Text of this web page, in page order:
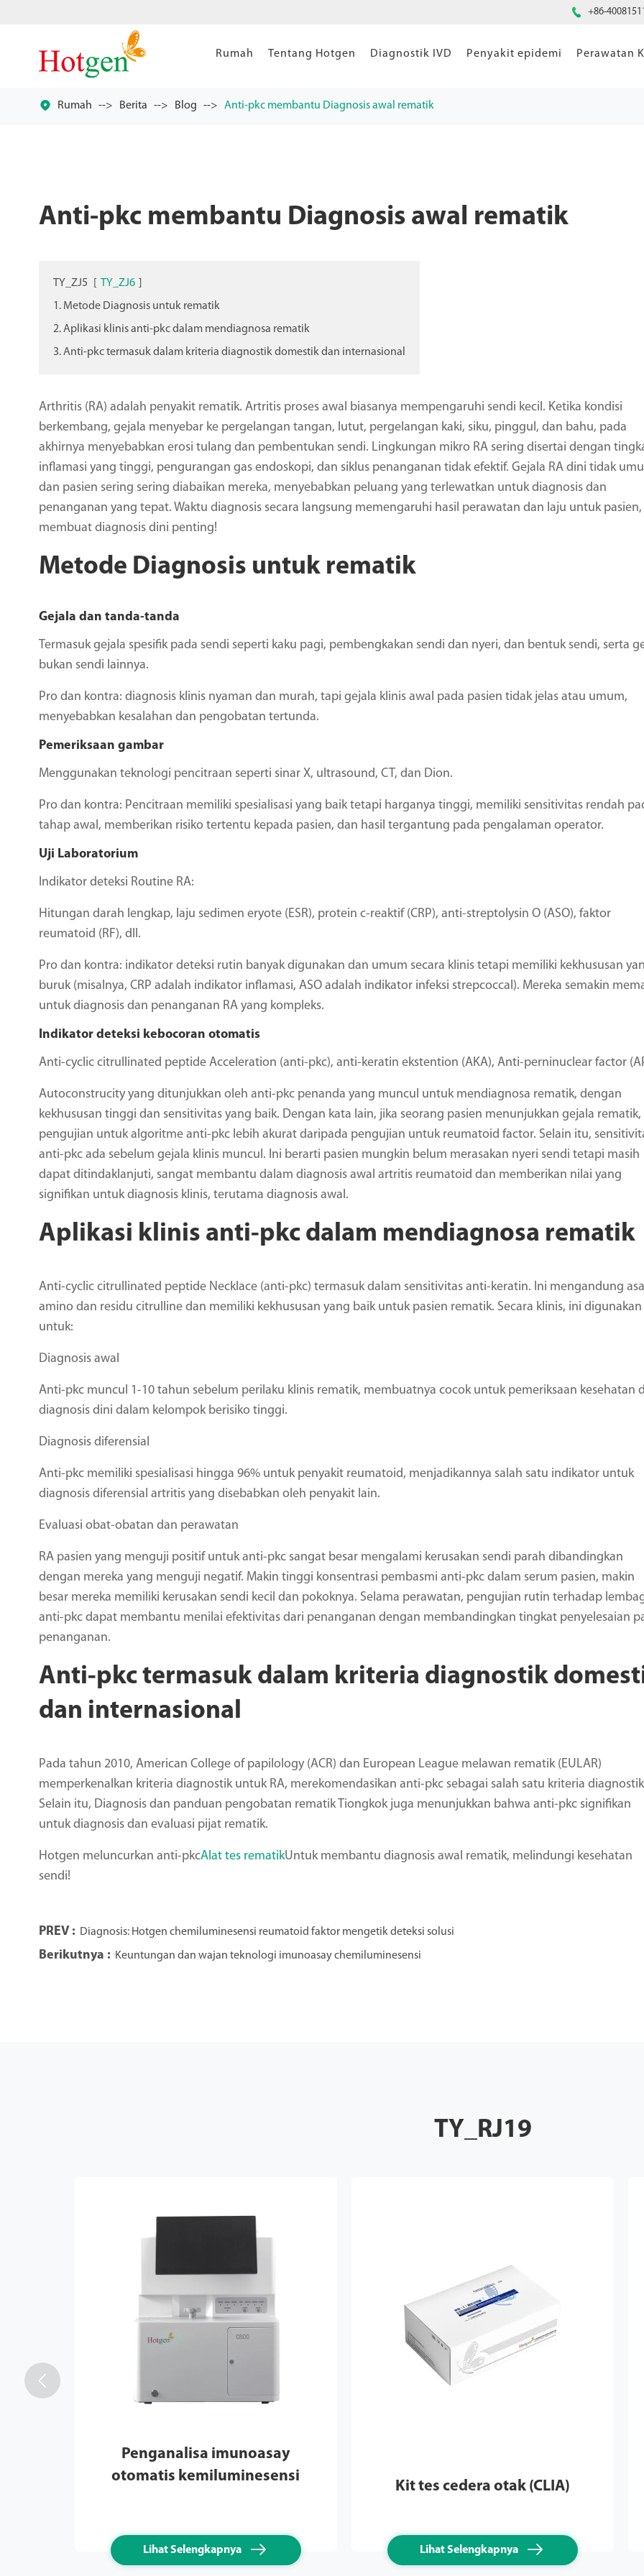
 +86-
Rumah Tentang Hotgen Diagnostik IVD Penyakit epidemi Perawatan
 Rumah Berita Blog Anti-pkc membantu Diagnosis awal rematik
Anti-pkc membantu Diagnosis awal rematik
TY_ZJ5 TY_ZJ6
1. Metode Diagnosis untuk rematik
2. Aplikasi klinis anti-pkc dalam mendiagnosa rematik
3. Anti-pkc termasuk dalam kriteria diagnostik domestik dan internasional
Arthritis (RA) adalah penyakit rematik. Artritis proses awal biasanya mempengaruhi sendi kecil. Ketika kondisi
berkembang, gejala menyebar ke pergelangan tangan, lutut, pergelangan kaki, siku, pinggul, dan bahu, pada
akhirnya menyebabkan erosi tulang dan pembentukan sendi. Lingkungan mikro RA sering disertai dengan
inflamasi yang tinggi, pengurangan gas endoskopi, dan siklus penanganan tidak efektif. Gejala RA dini tidak
dan pasien sering sering diabaikan mereka, menyebabkan peluang yang terlewatkan untuk diagnosis dan
penanganan yang tepat. Waktu diagnosis secara langsung memengaruhi hasil perawatan dan laju untuk pasien,
membuat diagnosis dini penting!
Metode Diagnosis untuk rematik
Gejala dan tanda-tanda
Termasuk gejala spesifik pada sendi seperti kaku pagi, pembengkakan sendi dan nyeri, dan bentuk sendi, serta
bukan sendi lainnya.
Pro dan kontra: diagnosis klinis nyaman dan murah, tapi gejala klinis awal pada pasien tidak jelas atau umum,
menyebabkan kesalahan dan pengobatan tertunda.
Pemeriksaan gambar
Menggunakan teknologi pencitraan seperti sinar X, ultrasound, CT, dan Dion.
Pro dan kontra: Pencitraan memiliki spesialisasi yang baik tetapi harganya tinggi, memiliki sensitivitas rendah
tahap awal, memberikan risiko tertentu kepada pasien, dan hasil tergantung pada pengalaman operator.
Uji Laboratorium
Indikator deteksi Routine RA:
Hitungan darah lengkap, laju sedimen eryote (ESR), protein c-reaktif (CRP), anti-streptolysin O (ASO), faktor
reumatoid (RF), dll.
Pro dan kontra: indikator deteksi rutin banyak digunakan dan umum secara klinis tetapi memiliki kekhususan
buruk (misalnya, CRP adalah indikator inflamasi, ASO adalah indikator infeksi strepcoccal). Mereka semakin
untuk diagnosis dan penanganan RA yang kompleks.
Indikator deteksi kebocoran otomatis
Anti-cyclic citrullinated peptide Acceleration (anti-pkc), anti-keratin ekstention (AKA), Anti-perninuclear factor
Autoconstrucity yang ditunjukkan oleh anti-pkc penanda yang muncul untuk mendiagnosa rematik, dengan
kekhususan tinggi dan sensitivitas yang baik. Dengan kata lain, jika seorang pasien menunjukkan gejala rematik,
pengujian untuk algoritme anti-pkc lebih akurat daripada pengujian untuk reumatoid factor. Selain itu,
anti-pkc ada sebelum gejala klinis muncul. Ini berarti pasien mungkin belum merasakan nyeri sendi tetapi masih
dapat ditindaklanjuti, sangat membantu dalam diagnosis awal artritis reumatoid dan memberikan nilai yang
signifikan untuk diagnosis klinis, terutama diagnosis awal.
Aplikasi klinis anti-pkc dalam mendiagnosa rematik
Anti-cyclic citrullinated peptide Necklace (anti-pkc) termasuk dalam sensitivitas anti-keratin. Ini mengandung
amino dan residu citrulline dan memiliki kekhususan yang baik untuk pasien rematik. Secara klinis, ini digunakan
untuk:
Diagnosis awal
Anti-pkc muncul 1-10 tahun sebelum perilaku klinis rematik, membuatnya cocok untuk pemeriksaan kesehatan
diagnosis dini dalam kelompok berisiko tinggi.
Diagnosis diferensial
Anti-pkc memiliki spesialisasi hingga 96% untuk penyakit reumatoid, menjadikannya salah satu indikator untuk
diagnosis diferensial artritis yang disebabkan oleh penyakit lain.
Evaluasi obat-obatan dan perawatan
RA pasien yang menguji positif untuk anti-pkc sangat besar mengalami kerusakan sendi parah dibandingkan
dengan mereka yang menguji negatif. Makin tinggi konsentrasi pembasmi anti-pkc dalam serum pasien, makin
besar mereka memiliki kerusakan sendi kecil dan pokoknya. Selama perawatan, pengujian rutin terhadap
anti-pkc dapat membantu menilai efektivitas dari penanganan dengan membandingkan tingkat penyelesaian
penanganan.
Anti-pkc termasuk dalam kriteria diagnostik
dan internasional
Pada tahun 2010, American College of papilology (ACR) dan European League melawan rematik (EULAR)
memperkenalkan kriteria diagnostik untuk RA, merekomendasikan anti-pkc sebagai salah satu kriteria
Selain itu, Diagnosis dan panduan pengobatan rematik Tiongkok juga menunjukkan bahwa anti-pkc signifikan
untuk diagnosis dan evaluasi pijat rematik.
Hotgen meluncurkan anti-pkcAlat tes rematikUntuk membantu diagnosis awal rematik, melindungi kesehatan
sendi!
PREV : Diagnosis: Hotgen chemiluminesensi reumatoid faktor mengetik deteksi solusi
Berikutnya : Keuntungan dan wajan teknologi imunoasay chemiluminesensi
TY_RJ19
Penganalisa imunoasay
otomatis kemiluminesensi
Lihat Selengkapnya 
Kit tes cedera otak (CLIA)
Lihat Selengkapnya 
